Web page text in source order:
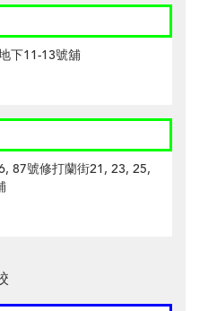
下11-13號舖
87號修打蘭街21, 23, 25,